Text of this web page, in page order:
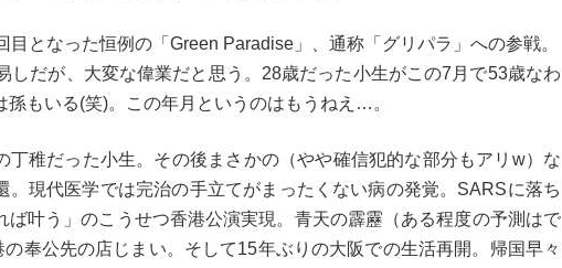
目となった恒例の「Green Paradise」、通称「グリパラ」への参戦。
しだが、大変な偉業だと思う。28歳だった小生がこの7月で53歳なわ
孫もいる(笑)。この年月というのはもうねえ…。
丁稚だった小生。その後まさかの（やや確信犯的な部分もアリw）な
。現代医学では完治の手立てがまったくない病の発覚。SARSに落ち
ば叶う」のこうせつ香港公演実現。青天の霹靂（ある程度の予測はで
の奉公先の店じまい。そして15年ぶりの大阪での生活再開。帰国早々